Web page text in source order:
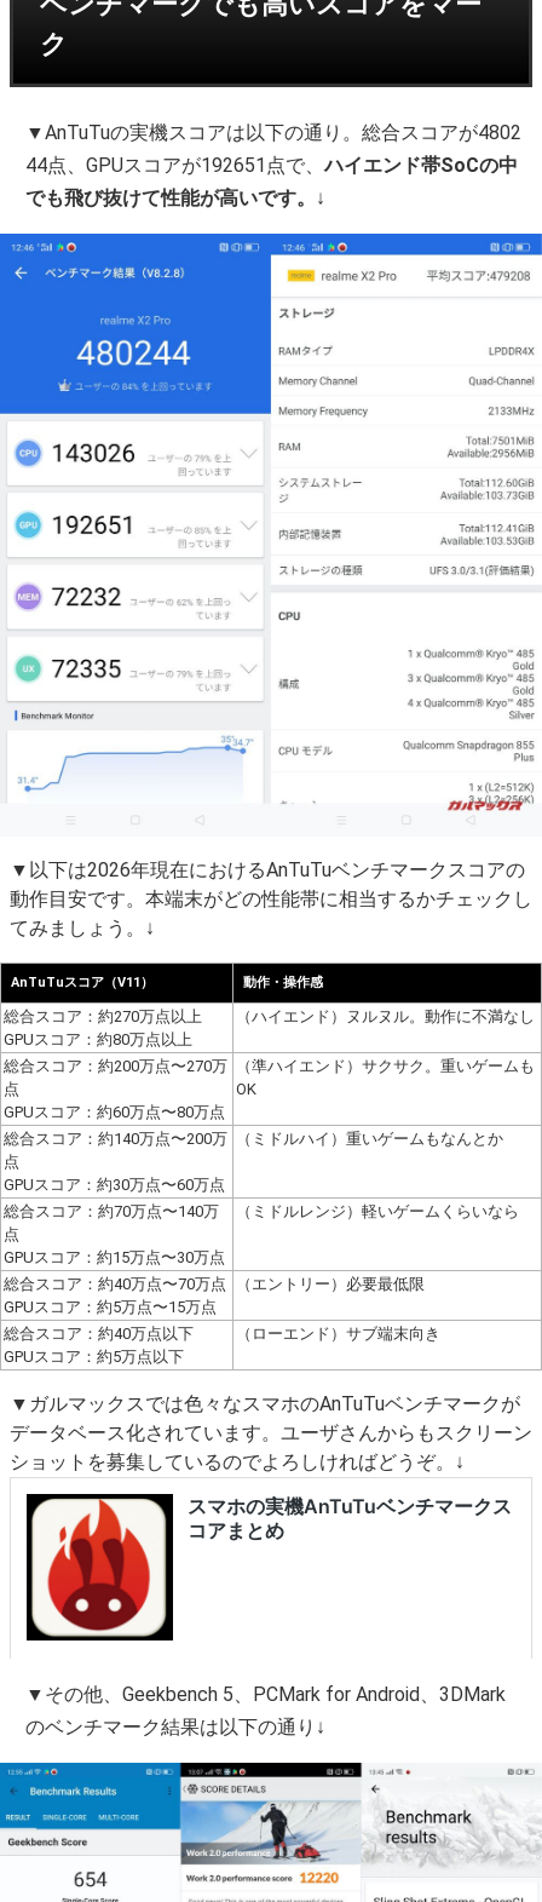
ク
▼AnTuTuの実機スコアは以下の通り。総合スコアが4802
44点、GPUスコアが192651点で、ハイエンド帯SoCの中
でも飛び抜けて性能が高いです。 ↓
▼以下は2026年現在におけるAnTuTuベンチマークスコアの
動作目安です。本端末がどの性能帯に相当するかチェックし
てみましょう。↓
AnTuTuスコア（V11） 動作・操作感
総合スコア：約270万点以上
GPUスコア：約80万点以上
（ハイエンド）ヌルヌル。動作に不満なし
総合スコア：約200万点〜270万
点
GPUスコア：約60万点〜80万点
（準ハイエンド）サクサク。重いゲームも
OK
総合スコア：約140万点〜200万
点
GPUスコア：約30万点〜60万点
（ミドルハイ）重いゲームもなんとか
総合スコア：約70万点〜140万
点
GPUスコア：約15万点〜30万点
（ミドルレンジ）軽いゲームくらいなら
総合スコア：約40万点〜70万点
GPUスコア：約5万点〜15万点
（エントリー）必要最低限
総合スコア：約40万点以下
GPUスコア：約5万点以下
（ローエンド）サブ端末向き
▼ガルマックスでは色々なスマホのAnTuTuベンチマークが
データベース化されています。ユーザさんからもスクリーン
ショットを募集しているのでよろしければどうぞ。↓
▼その他、Geekbench 5、PCMark for Android、3DMark
のベンチマーク結果は以下の通り↓